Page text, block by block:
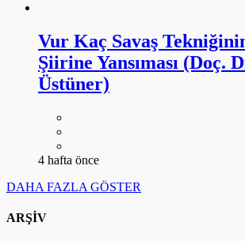
Vur Kaç Savaş
Şiirine Yansıması (Doç.
Üstüner)
4 hafta önce
DAHA FAZLA GÖSTER
ARŞİV